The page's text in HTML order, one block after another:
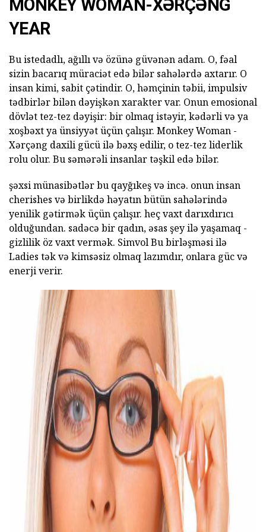
MONKEY WOMAN-XƏRÇƏNG
YEAR
Bu istedadlı, ağıllı və özünə güvənən adam. O, fəal
sizin bacarıq müraciət edə bilər sahələrdə axtarır. O
insan kimi, sabit çətindir. O, həmçinin təbii, impulsiv
tədbirlər bilən dəyişkən xarakter var. Onun emosional
dövlət tez-tez dəyişir: bir olmaq istəyir, kədərli və ya
xoşbəxt ya ünsiyyət üçün çalışır. Monkey Woman -
Xərçəng daxili gücü ilə bəxş edilir, o tez-tez liderlik
rolu olur. Bu səmərəli insanlar təşkil edə bilər.
şəxsi münasibətlər bu qayğıkeş və incə. onun insan
cherishes və birlikdə həyatın bütün sahələrində
yenilik gətirmək üçün çalışır. heç vaxt darıxdırıcı
olduğundan. sadəcə bir qadın, əsas şey ilə yaşamaq -
gizlilik öz vaxt vermək. Simvol Bu birləşməsi ilə
Ladies tək və kimsəsiz olmaq lazımdır, onlara güc və
enerji verir.